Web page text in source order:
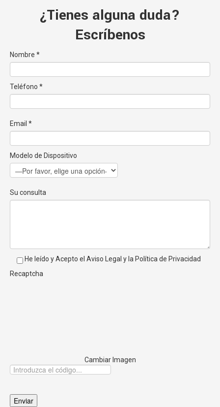
¿Tienes alguna duda?
Escríbenos
Nombre *
Teléfono *
Email *
Modelo de Dispositivo
Su consulta
He leído y Acepto el Aviso Legal y la Política de Privacidad
Recaptcha
5/5 – ( 3 Votos )